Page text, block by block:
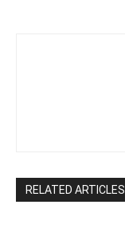
RELATED ARTICLES